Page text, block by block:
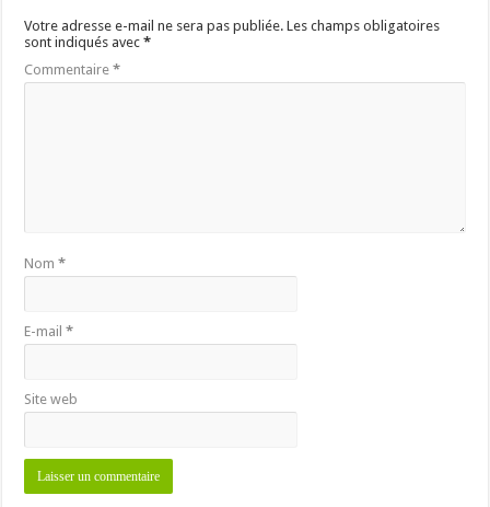
Votre adresse e-mail ne sera pas publiée. Les champs obligatoires
sont indiqués avec*
Commentaire*
Nom*
E-mail*
Site web